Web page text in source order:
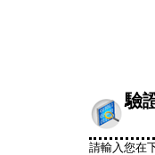
驗
請輸入您在